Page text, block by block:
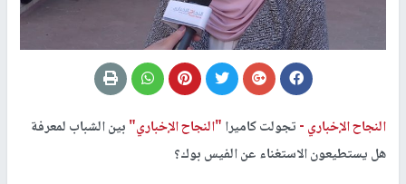
النجاح الإخباري -تجولت كاميرا"النجاح الإخباري"بين الشباب لمعرفة
هل يستطيعون الاستغناء عن الفيس بوك؟